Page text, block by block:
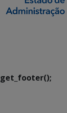
get_footer();